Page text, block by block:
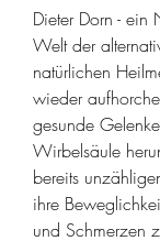
Dieter Dorn -
Welt der
natürlichen
wieder
gesunde
Wirbelsäule
bereits
ihre
und Schmerzen